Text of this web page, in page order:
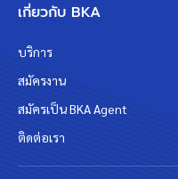
เกี่ยวกับ BKA
บริการ
สมัครงาน
สมัครเป็น BKA Agent
ติดต่อเรา